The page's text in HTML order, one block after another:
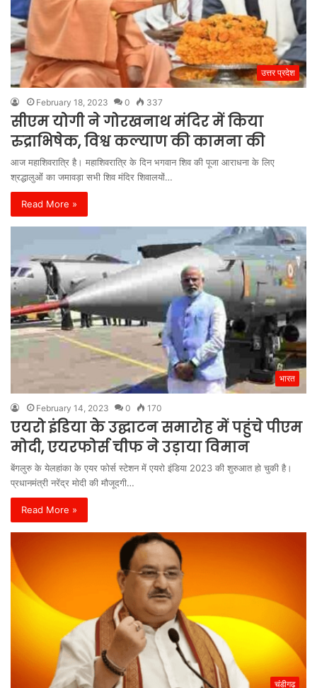
उत्तर प्रदेश
February 18, 2023 0 337
सीएम योगी ने गोरखनाथ मंदिर में किया
रुद्राभिषेक, विश्व कल्याण की कामना की
आज महाशिवरात्रि है। महाशिवरात्रि के दिन भगवान शिव की पूजा आराधना के लिए
श्रद्धालुओंं का जमावड़ा सभी शिव मंदिर शिवालयों…
Read More »
भारत
February 14, 2023 0 170
एयरो इंडिया के उद्घाटन समारोह में पहुंचे पीएम
मोदी, एयरफोर्स चीफ ने उड़ाया विमान
बेंगलुरु के येलहांका के एयर फोर्स स्टेशन में एयरो इंडिया 2023 की शुरुआत हो चुकी है।
प्रधानमंत्री नरेंद्र मोदी की मौजूदगी…
Read More »
चंडीगढ़